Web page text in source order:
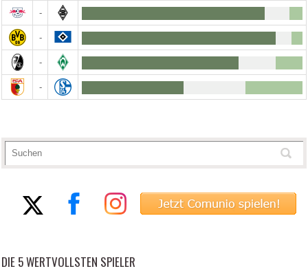
-
-
-
-
DIE 5 WERTVOLLSTEN SPIELER